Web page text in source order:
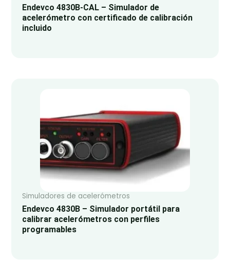
Endevco 4830B-CAL – Simulador de
acelerómetro con certificado de calibración
incluido
Simuladores de acelerómetros
Endevco 4830B – Simulador portátil para
calibrar acelerómetros con perfiles
programables